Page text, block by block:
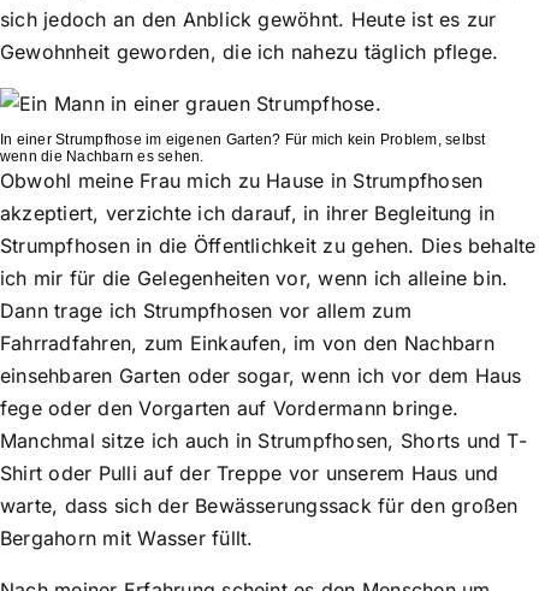
sich jedoch an den Anblick gewöhnt. Heute ist es zur
Gewohnheit geworden, die ich nahezu täglich pflege.
In einer Strumpfhose im eigenen Garten? Für mich kein Problem, selbst
wenn die Nachbarn es sehen.
Obwohl meine Frau mich zu Hause in Strumpfhosen
akzeptiert, verzichte ich darauf, in ihrer Begleitung in
Strumpfhosen in die Öffentlichkeit zu gehen. Dies behalte
ich mir für die Gelegenheiten vor, wenn ich alleine bin.
Dann trage ich Strumpfhosen vor allem zum
Fahrradfahren, zum Einkaufen, im von den Nachbarn
einsehbaren Garten oder sogar, wenn ich vor dem Haus
fege oder den Vorgarten auf Vordermann bringe.
Manchmal sitze ich auch in Strumpfhosen, Shorts und T-
Shirt oder Pulli auf der Treppe vor unserem Haus und
warte, dass sich der Bewässerungssack für den großen
Bergahorn mit Wasser füllt.